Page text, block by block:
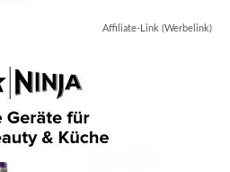
Affiliate-Link (Werbelink)